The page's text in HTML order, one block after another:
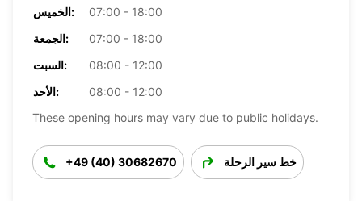
الخميس:
07:00 - 18:00
الجمعة:
07:00 - 18:00
السبت:
08:00 - 12:00
الأحد:
08:00 - 12:00
These opening hours may vary due to public holidays.
+49 (40) 30682670 خط سير الرحلة